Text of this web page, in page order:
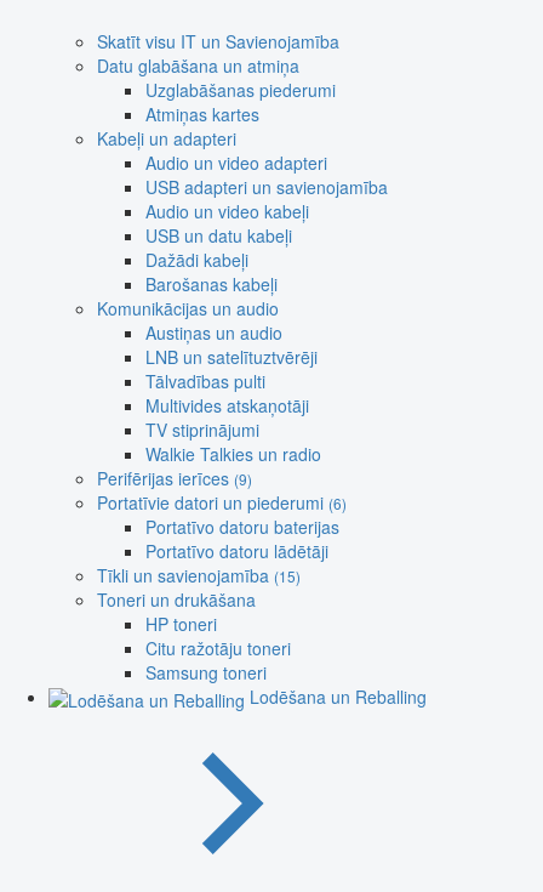
Skatīt visu IT un Savienojamība
Datu glabāšana un atmiņa
Uzglabāšanas piederumi
Atmiņas kartes
Kabeļi un adapteri
Audio un video adapteri
USB adapteri un savienojamība
Audio un video kabeļi
USB un datu kabeļi
Dažādi kabeļi
Barošanas kabeļi
Komunikācijas un audio
Austiņas un audio
LNB un satelītuztvērēji
Tālvadības pulti
Multivides atskaņotāji
TV stiprinājumi
Walkie Talkies un radio
Perifērijas ierīces (9)
Portatīvie datori un piederumi (6)
Portatīvo datoru baterijas
Portatīvo datoru lādētāji
Tīkli un savienojamība (15)
Toneri un drukāšana
HP toneri
Citu ražotāju toneri
Samsung toneri
Lodēšana un Reballing